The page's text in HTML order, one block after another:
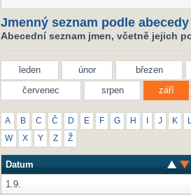
Jmenný seznam podle abecedy
Abecední seznam jmen, včetně jejich
leden únor březen
červenec
srpen září
A B C Č D E F G H J K
W X Y Z Ž
Datum
1.9.